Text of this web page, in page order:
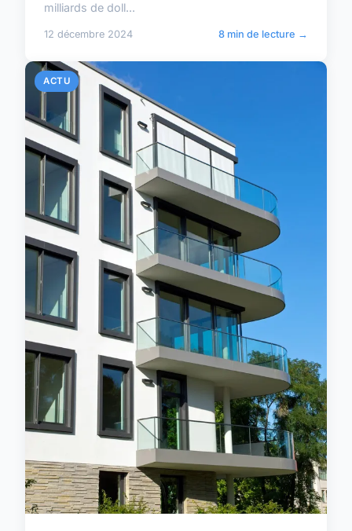
milliards de doll...
12 décembre 2024 8 min de lecture →
ACTU